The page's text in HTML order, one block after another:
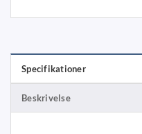
Specifikationer
Beskrivelse